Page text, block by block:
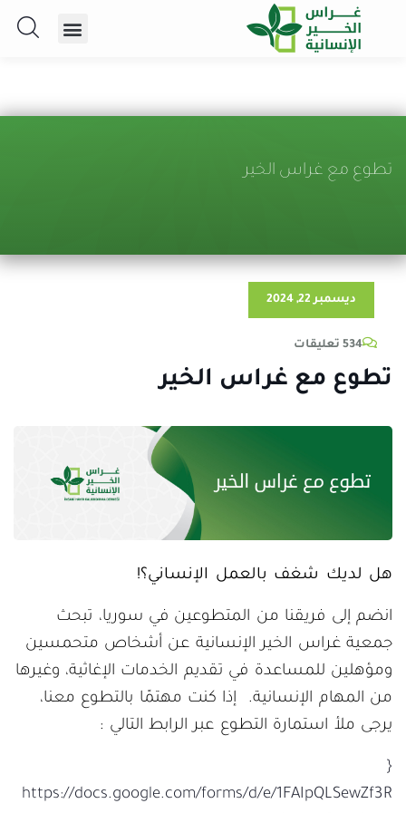
تطوع مع غراس الخير
ديسمبر 22, 2024
534 تعليقات
تطوع مع غراس الخير
هل لديك شغف بالعمل الإنساني؟!
انضم إلى فريقنا من المتطوعين في سوريا، تبحث
جمعية غراس الخير الإنسانية عن أشخاص متحمسين
ومؤهلين للمساعدة في تقديم الخدمات الإغاثية، وغيرها
من المهام الإنسانية. إذا كنت مهتمًا بالتطوع معنا،
يرجى ملأ استمارة التطوع عبر الرابط التالي :
{
https://docs.google.com/forms/d/e/1FAIpQLSewZf3R